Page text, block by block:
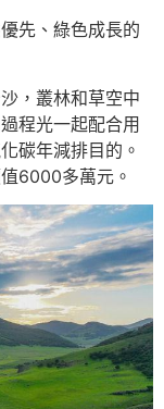
先、綠色成長的
，叢林和草空中
程光一起配合用
碳年減排目的。
6000多萬元。